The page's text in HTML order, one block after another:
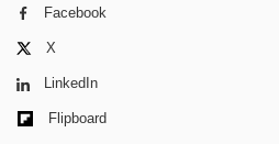
Facebook
X
LinkedIn
Flipboard